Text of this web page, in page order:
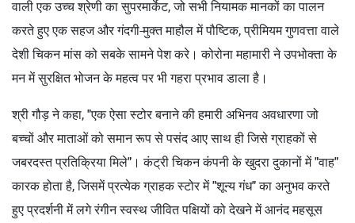
वाली एक उच्च श्रेणी का सुपरमार्केट, जो सभी नियामक मानकों का पालन
करते हुए एक सहज और गंदगी-मुक्त माहौल में पौष्टिक, प्रीमियम गुणवत्ता वाले
देशी चिकन मांस को सबके सामने पेश करे। कोरोना महामारी ने उपभोक्ता के
मन में सुरक्षित भोजन के महत्व पर भी गहरा प्रभाव डाला है।
श्री गौड़ ने कहा, "एक ऐसा स्टोर बनाने की हमारी अभिनव अवधारणा जो
बच्चों और माताओं को समान रूप से पसंद आए साथ ही जिसे ग्राहकों से
जबरदस्त प्रतिक्रिया मिले"। कंट्री चिकन कंपनी के खुदरा दुकानों में "वाह"
कारक होता है, जिसमें प्रत्येक ग्राहक स्टोर में "शून्य गंध" का अनुभव करते
हुए प्रदर्शनी में लगे रंगीन स्वस्थ जीवित पक्षियों को देखने में आनंद महसूस